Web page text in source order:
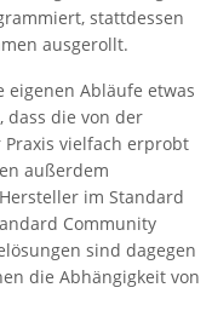
stattdessen
ausgerollt.
eigenen Abläufe etwas
dass die von der
Praxis vielfach erprobt
außerdem
im Standard
Community
sind dagegen
die Abhängigkeit von